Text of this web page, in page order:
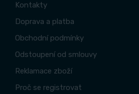
Kontakty
Doprava a platba
Obchodní podmínky
Odstoupení od smlouvy
Reklamace zboží
Proč se registrovat